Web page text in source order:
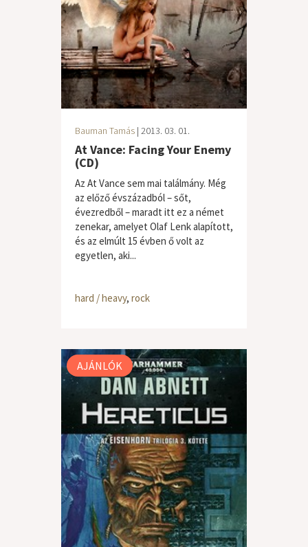
Bauman Tamás | 2013. 03. 01.
At Vance: Facing Your Enemy
(CD)
Az At Vance sem mai találmány. Még
az előző évszázadból – sőt,
évezredből – maradt itt ez a német
zenekar, amelyet Olaf Lenk alapított,
és az elmúlt 15 évben ő volt az
egyetlen, aki...
hard / heavy, rock
AJÁNLÓK